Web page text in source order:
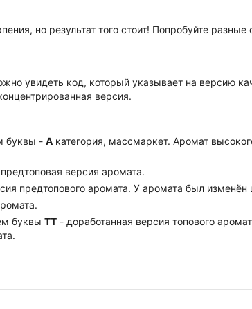
но результат того стоит! Попробуйте разные
увидеть код, который указывает на версию
версия.
буквы - А категория, массмаркет. Аромат
версия аромата.
предтопового аромата. У аромата был изменён
буквы TT - доработанная версия топового